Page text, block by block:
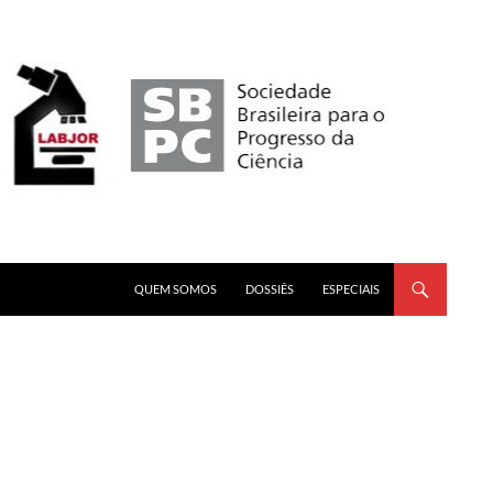
QUEM SOMOS
DOSSIÊS ESPECIAIS